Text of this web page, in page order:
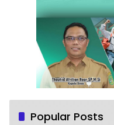
Popular Posts